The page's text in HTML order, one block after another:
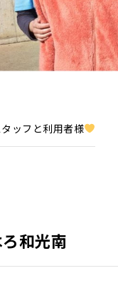
ッフと利用者様
和光南